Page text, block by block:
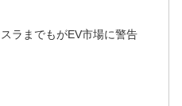
ラまでもがEV市場に警告